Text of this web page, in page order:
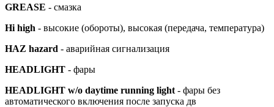
GREASE - смазка
Нi high - высокие (обороты), высокая (передача, температура)
HAZ hazard - аварийная сигнализация
HEADLIGHT - фары
HEADLIGHT w/o daytime running light - фары без
автоматического включения после запуска дв